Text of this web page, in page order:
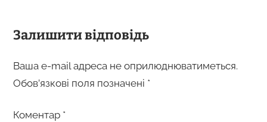
Залишити відповідь
Ваша e-mail адреса не оприлюднюватиметься.
Обов’язкові поля позначені *
Коментар *